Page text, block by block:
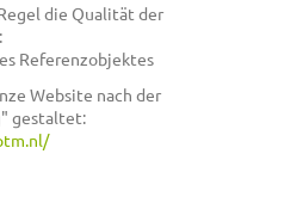
die Qualität der
Referenzobjektes
Website nach der
gestaltet: